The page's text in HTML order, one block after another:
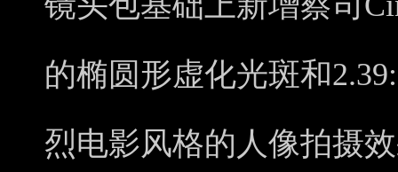
的椭圆形虚化光斑和
烈电影风格的人像拍摄